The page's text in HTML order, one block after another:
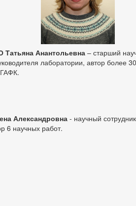
Анантольевна – старший
лаборатории, автор более
Александровна- научный
6 научных работ.